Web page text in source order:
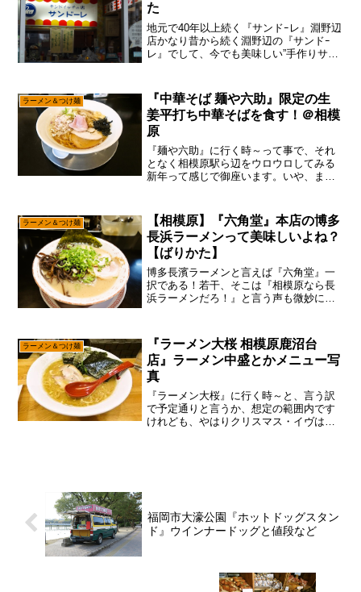
た
地元で40年以上続く『サンドｰレ』淵野辺
店かなり昔から続く淵野辺の『サンドｰ
レ』でして、今でも美味しい”手作りサン
います。ここも昔はちょいちょい行って
たな～店内にある...
ラーメン＆つけ麺
『中華そば 麺や六助』限定の生
姜平打ち中華そばを食す！＠相模
原
『麺や六助』に行く時～って事で、それ
となく相模原駅ら辺をウロウロしてみる
新年って感じで御座います。いや、まあ
見当たらないのに、ガッツリ駐禁を切ら
れるのでバイクだと来にく...
ラーメン＆つけ麺
【相模原】『六角堂』本店の博多
長浜ラーメンって美味しいよね？
【ばりかた】
博多長濱ラーメンと言えば『六角堂』一
択である！若干、そこは『相模原なら長
浜ラーメンだろ！』と言う声も微妙にあ
るを得ません。長浜ラーメンは”麺7割、
スープ3割”と言っても...
ラーメン＆つけ麺
『ラーメン大桜 相模原鹿沼台
店』ラーメン中盛とかメニュー写
真
『ラーメン大桜』に行く時～と、言う訳
で予定通りと言うか、想定の範囲内です
けれども、やはりクリスマス・イヴは圧
福岡市大濠公園『ホットドッグスタン
ド』ウインナードッグと値段など